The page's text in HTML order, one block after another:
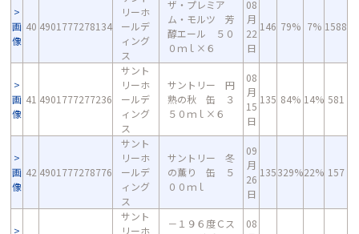
画
像
40 4901777278134
リーホ
ールデ
ィング
ス
ザ・プレミア
ム・モルツ 芳
醇エール ５０
０ｍｌ×６
08
月
22
日
146 79% 7% 1588
画
像
41 4901777277236
サント
リーホ
ールデ
ィング
ス
サントリー 円
熟の秋 缶 ３
５０ｍｌ×６
08
月
15
日
135 84% 14% 581
画
像
42 4901777278776
サント
リーホ
ールデ
ィング
ス
サントリー 冬
の薫り 缶 ５
００ｍｌ
09
月
26
日
135329%22% 157
サント
リーホ
－１９６度Ｃス
08